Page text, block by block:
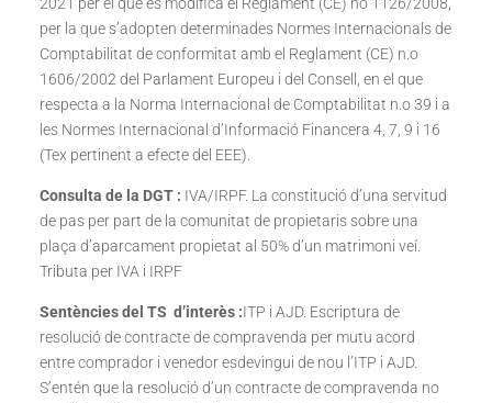
per la que s’adopten determinades Normes Internacionals de
Comptabilitat de conformitat amb el Reglament (CE) n.o
1606/2002 del Parlament Europeu i del Consell, en el que
respecta a la Norma Internacional de Comptabilitat n.o 39 i a
les Normes Internacional d’Informació Financera 4, 7, 9 i 16
(Tex pertinent a efecte del EEE).
Consulta de la DGT : IVA/IRPF. La constitució d’una servitud
de pas per part de la comunitat de propietaris sobre una
plaça d’aparcament propietat al 50% d’un matrimoni veí.
Tributa per IVA i IRPF
Sentències del TS d’interès :ITP i AJD. Escriptura de
resolució de contracte de compravenda per mutu acord
entre comprador i venedor esdevingui de nou l’ITP i AJD.
S’entén que la resolució d’un contracte de compravenda no